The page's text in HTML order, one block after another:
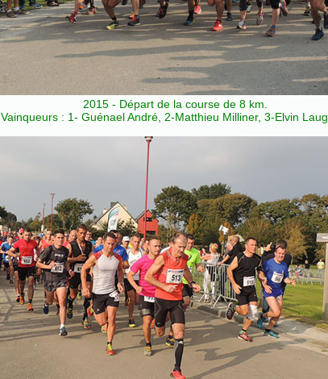
2015 - Départ de la course de 8 km.
Vainqueurs : 1- Guénael André, 2-Matthieu Milliner, 3-Elvin